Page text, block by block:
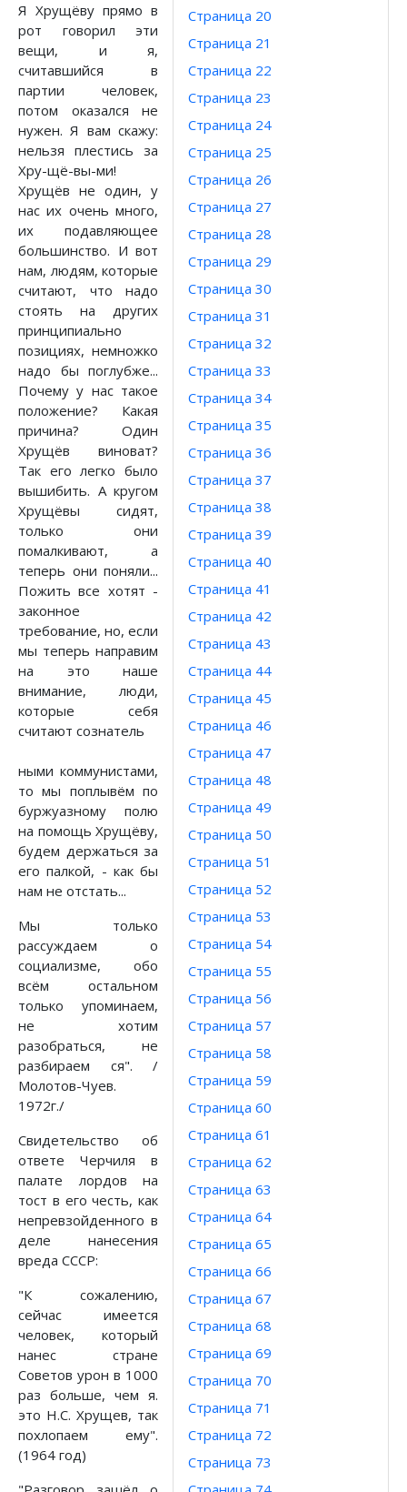
Страница 20
Страница 21
Страница 22
Страница 23
Страница 24
Страница 25
Страница 26
Страница 27
Страница 28
Страница 29
Страница 30
Страница 31
Страница 32
Страница 33
Страница 34
Страница 35
Страница 36
Страница 37
Страница 38
Страница 39
Страница 40
Страница 41
Страница 42
Страница 43
Страница 44
Страница 45
Страница 46
Страница 47
Страница 48
Страница 49
Страница 50
Страница 51
Страница 52
Страница 53
Страница 54
Страница 55
Страница 56
Страница 57
Страница 58
Страница 59
Страница 60
Страница 61
Страница 62
Страница 63
Страница 64
Страница 65
Страница 66
Страница 67
Страница 68
Страница 69
Страница 70
Страница 71
Страница 72
Страница 73
Я Хрущёву прямо в
рот говорил эти
вещи, и я,
считавшийся в
партии человек,
потом оказался не
нужен. Я вам скажу:
нельзя плестись за
Хру-щё-вы-ми!
Хрущёв не один, у
нас их очень много,
их подавляющее
большинство. И вот
нам, людям, которые
считают, что надо
стоять на других
принципиально
позициях, немножко
надо бы поглубже...
Почему у нас такое
положение? Какая
причина? Один
Хрущёв виноват?
Так его легко было
вышибить. А кругом
Хрущёвы сидят,
только они
помалкивают, а
теперь они поняли...
Пожить все хотят -
законное
требование, но, если
мы теперь направим
на это наше
внимание, люди,
которые себя
считают сознатель
ными коммунистами,
то мы поплывём по
буржуазному полю
на помощь Хрущёву,
будем держаться за
его палкой, - как бы
нам не отстать...
Мы только
рассуждаем о
социализме, обо
всём остальном
только упоминаем,
не хотим
разобраться, не
разбираем ся". /
Молотов-Чуев.
1972г./
Свидетельство об
ответе Черчиля в
палате лордов на
тост в его честь, как
непревзойденного в
деле нанесения
вреда СССР:
"К сожалению,
сейчас имеется
человек, который
нанес стране
Советов урон в 1000
раз больше, чем я.
это Н.С. Хрущев, так
похлопаем ему".
(1964 год)